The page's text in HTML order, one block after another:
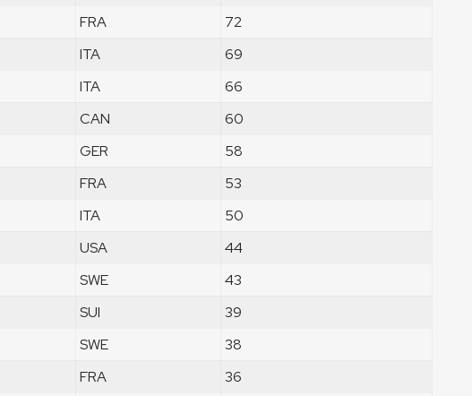
FRA
72
ITA
69
ITA
66
CAN
60
GER
58
FRA
53
ITA
50
USA
44
SWE
43
SUI
39
SWE
38
FRA
36